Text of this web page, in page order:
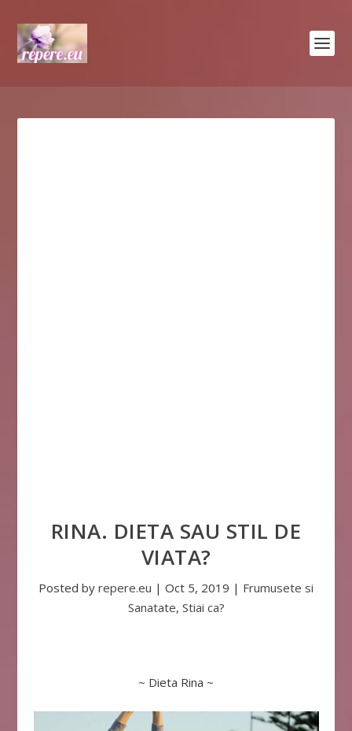
RINA. DIETA SAU STIL DE
VIATA?
Posted by repere.eu | Oct 5, 2019 | Frumusete si
Sanatate, Stiai ca?
~ Dieta Rina ~